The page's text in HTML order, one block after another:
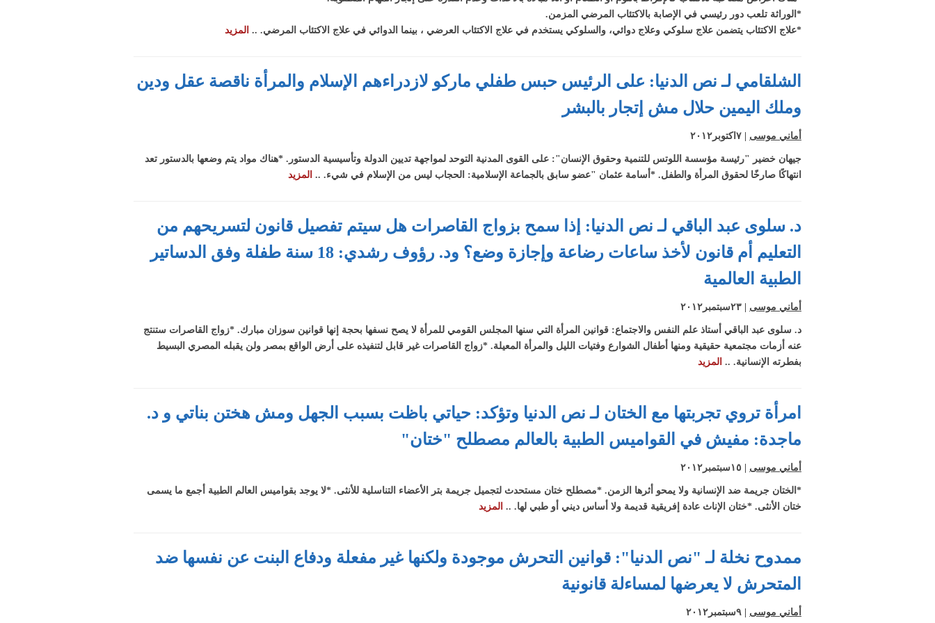
مستقيم وفساد الآن
انحدار للهاوية
الآخر نتاج تشوهات
نفسية وسطحية
شقيق فتاة مطروح لـ
نص الدنيا: أرجعي
حامل
د. أمين مكرم يكشف
لـ نص الدنيا: الصحيان
بدري يحمي من
السمنة والعلاج
إتجاه أحدث للعلاج ،
وشرب المياه على
مدار اليوم اعتقاد
*الوراثة تلعب دور رئيسي في الإصابة بالاكتئاب المرضي المزمن.
*علاج الاكتئاب يتضمن علاج سلوكي وعلاج دوائي، والسلوكي يستخدم في علاج الاكتئاب العرضي ، بينما الدوائي في علاج الاكتئاب المرضي. .. المزيد
الشلقامي لـ نص الدنيا: على الرئيس حبس طفلي ماركو لازدراءهم الإسلام والمرأة ناقصة عقل ودين
وملك اليمين حلال مش إتجار بالبشر
أماني موسى
جيهان خضير "رئيسة مؤسسة اللوتس للتنمية وحقوق الإنسان": على القوى المدنية التوحد لمواجهة تديين الدولة وتأسيسية الدستور. *هناك مواد يتم وضعها بالدستور تعد
انتهاكًا صارخًا لحقوق المرأة والطفل. *أسامة عثمان "عضو سابق بالجماعة الإسلامية: الحجاب ليس من الإسلام في شيء. .. المزيد
د. سلوى عبد الباقي لـ نص الدنيا: إذا سمح بزواج القاصرات هل سيتم تفصيل قانون لتسريحهم من
التعليم أم قانون لأخذ ساعات رضاعة وإجازة وضع؟ ود. رؤوف رشدي: 18 سنة طفلة وفق الدساتير
الطبية العالمية
أماني موسى
د. سلوى عبد الباقي أستاذ علم النفس والاجتماع: قوانين المرأة التي سنها المجلس القومي للمرأة لا يصح نسفها بحجة إنها قوانين سوزان مبارك. *زواج القاصرات ستنتج
عنه أزمات مجتمعية حقيقية ومنها أطفال الشوارع وفتيات الليل والمرأة المعيلة. *زواج القاصرات غير قابل لتنفيذه على أرض الواقع بمصر ولن يقبله المصري البسيط
بفطرته الإنسانية. .. المزيد
امرأة تروي تجربتها مع الختان لـ نص الدنيا وتؤكد: حياتي باظت بسبب الجهل ومش هختن بناتي و د.
ماجدة: مفيش في القواميس الطبية بالعالم مصطلح "ختان"
أماني موسى
*الختان جريمة ضد الإنسانية ولا يمحو أثرها الزمن. *مصطلح ختان مستحدث لتجميل جريمة بتر الأعضاء التناسلية للأنثى. *لا يوجد بقواميس العالم الطبية أجمع ما يسمى
ختان الأنثى. *ختان الإناث عادة إفريقية قديمة ولا أساس ديني أو طبي لها. .. المزيد
ممدوح نخلة لـ "نص الدنيا": قوانين التحرش موجودة ولكنها غير مفعلة ودفاع البنت عن نفسها ضد
المتحرش لا يعرضها لمساءلة قانونية
أماني موسى